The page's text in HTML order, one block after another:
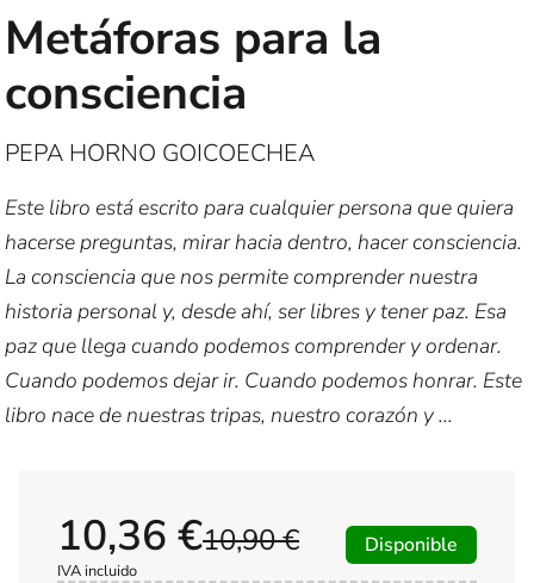
Metáforas para la
consciencia
PEPA HORNO GOICOECHEA
Este libro está escrito para cualquier persona que quiera
hacerse preguntas, mirar hacia dentro, hacer consciencia.
La consciencia que nos permite comprender nuestra
historia personal y, desde ahí, ser libres y tener paz. Esa
paz que llega cuando podemos comprender y ordenar.
Cuando podemos dejar ir. Cuando podemos honrar. Este
libro nace de nuestras tripas, nuestro corazón y ...
10,90 €
10,36 €
IVA incluido
Disponible